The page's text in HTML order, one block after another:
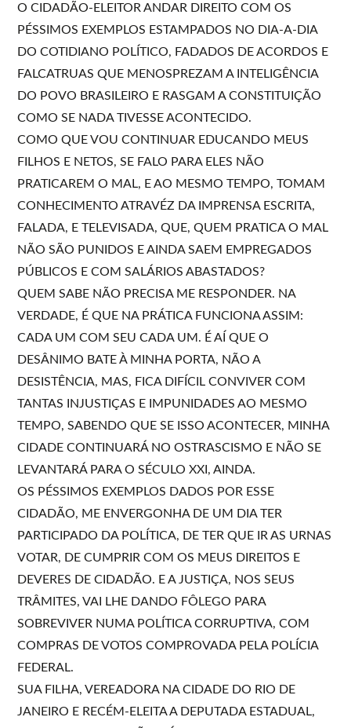
O CIDADÃO-ELEITOR ANDAR DIREITO COM OS
PÉSSIMOS EXEMPLOS ESTAMPADOS NO DIA-A-DIA
DO COTIDIANO POLÍTICO, FADADOS DE ACORDOS E
FALCATRUAS QUE MENOSPREZAM A INTELIGÊNCIA
DO POVO BRASILEIRO E RASGAM A CONSTITUIÇÃO
COMO SE NADA TIVESSE ACONTECIDO.
COMO QUE VOU CONTINUAR EDUCANDO MEUS
FILHOS E NETOS, SE FALO PARA ELES NÃO
PRATICAREM O MAL, E AO MESMO TEMPO, TOMAM
CONHECIMENTO ATRAVÉZ DA IMPRENSA ESCRITA,
FALADA, E TELEVISADA, QUE, QUEM PRATICA O MAL
NÃO SÃO PUNIDOS E AINDA SAEM EMPREGADOS
PÚBLICOS E COM SALÁRIOS ABASTADOS?
QUEM SABE NÃO PRECISA ME RESPONDER. NA
VERDADE, É QUE NA PRÁTICA FUNCIONA ASSIM:
CADA UM COM SEU CADA UM. É AÍ QUE O
DESÂNIMO BATE À MINHA PORTA, NÃO A
DESISTÊNCIA, MAS, FICA DIFÍCIL CONVIVER COM
TANTAS INJUSTIÇAS E IMPUNIDADES AO MESMO
TEMPO, SABENDO QUE SE ISSO ACONTECER, MINHA
CIDADE CONTINUARÁ NO OSTRASCISMO E NÃO SE
LEVANTARÁ PARA O SÉCULO XXI, AINDA.
OS PÉSSIMOS EXEMPLOS DADOS POR ESSE
CIDADÃO, ME ENVERGONHA DE UM DIA TER
PARTICIPADO DA POLÍTICA, DE TER QUE IR AS URNAS
VOTAR, DE CUMPRIR COM OS MEUS DIREITOS E
DEVERES DE CIDADÃO. E A JUSTIÇA, NOS SEUS
TRÂMITES, VAI LHE DANDO FÔLEGO PARA
SOBREVIVER NUMA POLÍTICA CORRUPTIVA, COM
COMPRAS DE VOTOS COMPROVADA PELA POLÍCIA
FEDERAL.
SUA FILHA, VEREADORA NA CIDADE DO RIO DE
JANEIRO E RECÉM-ELEITA A DEPUTADA ESTADUAL,